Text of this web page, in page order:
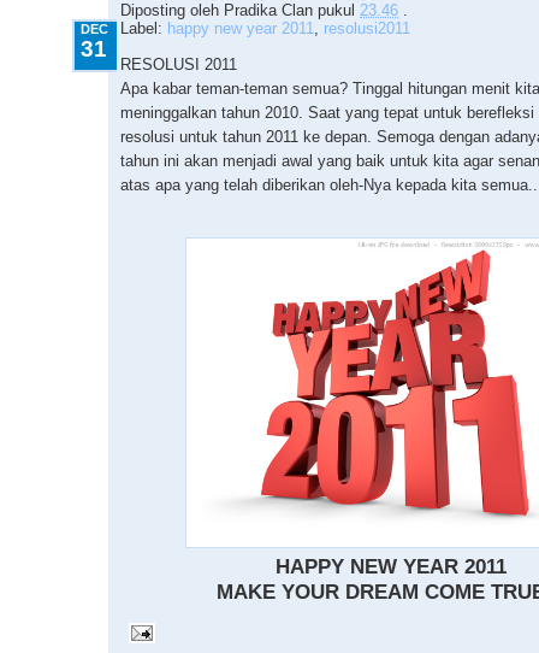
Diposting oleh Pradika Clan pukul 23.46 .
DEC
31
Label: happy new year 2011, resolusi2011
RESOLUSI 2011
Apa kabar teman-teman semua? Tinggal hitungan menit
meninggalkan tahun 2010. Saat yang tepat untuk berefleksi
resolusi untuk tahun 2011 ke depan. Semoga dengan
tahun ini akan menjadi awal yang baik untuk kita agar
atas apa yang telah diberikan oleh-Nya kepada kita semua..
HAPPY NEW YEAR 2011
MAKE YOUR DREAM COME